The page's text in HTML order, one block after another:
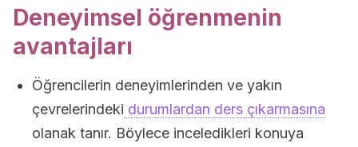
Deneyimsel öğrenmenin
avantajları
Öğrencilerin deneyimlerinden ve yakın
çevrelerindeki durumlardan ders çıkarmasına
olanak tanır. Böylece inceledikleri konuya